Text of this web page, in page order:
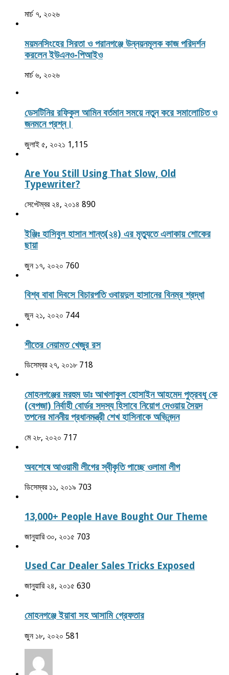
মার্চ ৭, ২০২৬
ময়মনসিংহের সিরতা ও পরানগঞ্জে উন্নয়নমূলক কাজ পরিদর্শন
করলেন ইউএনও-পিআইও
মার্চ ৬, ২০২৬
ডেসটিনির রফিকুল আমিন বর্তমান সময়ে নতুন করে সমালোচিত ও
জনমনে প্রশ্ন।
জুলাই ৫, ২০২১ 1,115
Are You Still Using That Slow, Old
Typewriter?
সেপ্টেম্বর ২৪, ২০১৪ 890
ইঞ্জিঃ হাসিবুল হাসান শান্ত(২৪) এর মৃত্যুতে এলাকায় শোকের
ছায়া
জুন ১৭, ২০২০ 760
বিশ্ব বাবা দিবসে বিচারপতি ওবায়দুল হাসানের বিনম্র শ্রদ্ধা
জুন ২১, ২০২০ 744
শীতের নেয়ামত খেজুর রস
ডিসেম্বর ২৭, ২০১৮ 718
মোহনগঞ্জের মরহুম ডাঃ আখলাকুল হোসাইন আহমেদ পুত্রবধূ কে
(বেপজা) নির্বাহী বোর্ডর সদস্য হিসাবে নিয়োগ দেওয়ায় সৈয়দ
তপনের মাননীয় প্রধানমন্ত্রী শেখ হাসিনাকে অভিনন্দন
মে ২৮, ২০২০ 717
অবশেষে আওয়ামী লীগের স্বীকৃতি পাচ্ছে ওলামা লীগ
ডিসেম্বর ১১, ২০১৯ 703
13,000+ People Have Bought Our Theme
জানুয়ারি ৩০, ২০১৫ 703
Used Car Dealer Sales Tricks Exposed
জানুয়ারি ২৪, ২০১৫ 630
মোহনগঞ্জে ইয়াবা সহ আসামি গ্রেফতার
জুন ১৮, ২০২০ 581